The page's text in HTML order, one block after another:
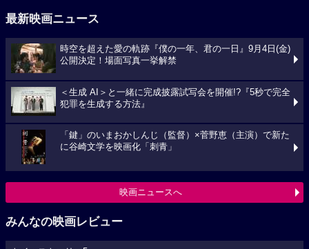
最新映画ニュース
時空を超えた愛の軌跡『僕の一年、君の一日』9月4日(金)
公開決定！場面写真一挙解禁
＜生成 AI＞と一緒に完成披露試写会を開催!?『5秒で完全
犯罪を生成する方法』
「鍵」のいまおかしんじ（監督）×菅野恵（主演）で新た
に谷崎文学を映画化「刺青」
映画ニュースへ
みんなの映画レビュー